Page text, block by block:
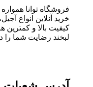
فروشگاه توانا
خرید آنلاین انواع
کیفیت بالا و کمترین
لبخند رضایت شما را